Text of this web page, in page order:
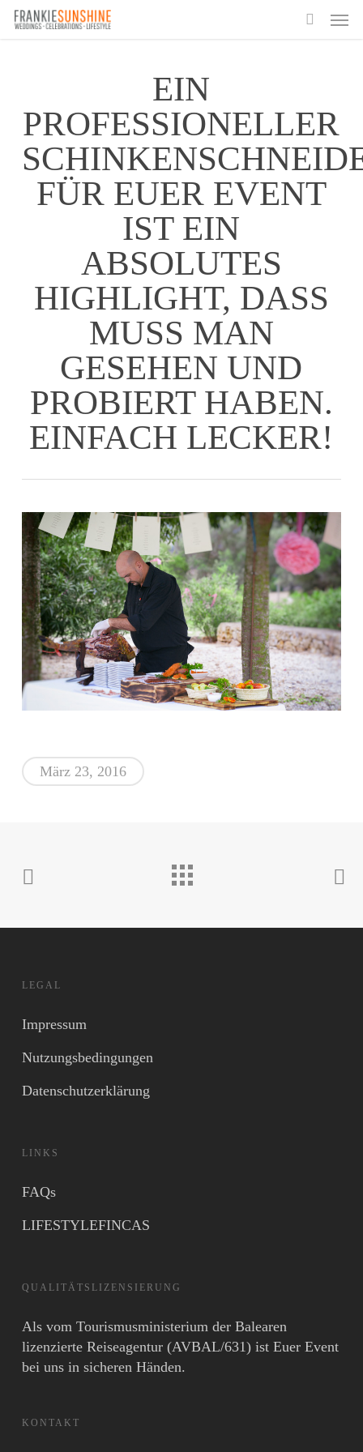
Skip
Menu
EIN
PROFESSIONELLER
FÜR EUER EVENT
IST EIN
ABSOLUTES
HIGHLIGHT, DASS
MUSS MAN
GESEHEN UND
PROBIERT HABEN.
EINFACH LECKER!
März 23, 2016
LEGAL
Impressum
Nutzungsbedingungen
Datenschutzerklärung
LINKS
FAQs
LIFESTYLEFINCAS
QUALITÄTSLIZENSIERUNG
Als vom Tourismusministerium der Balearen
lizenzierte Reiseagentur (AVBAL/631) ist Euer Event
bei uns in sicheren Händen.
KONTAKT